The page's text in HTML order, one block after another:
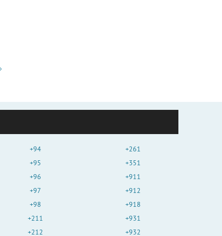
+94
+95
+96
+97
+98
+211
+212
+261
+351
+911
+912
+918
+931
+932